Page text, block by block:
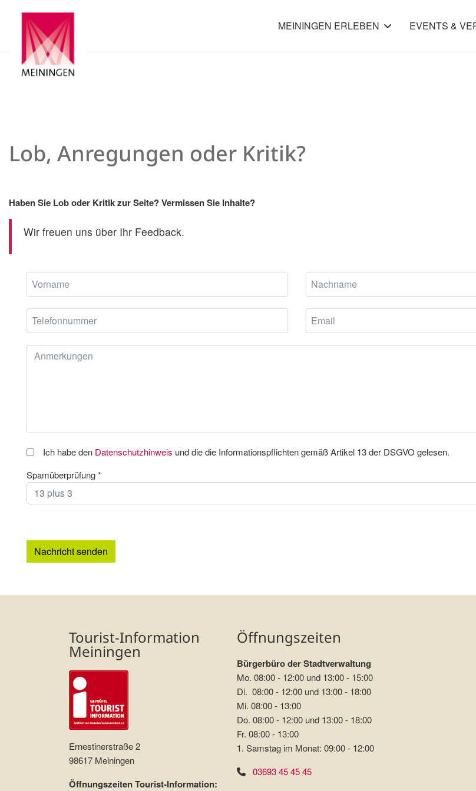
MEININGEN ERLEBEN EVENTS &
Lob, Anregungen oder Kritik?
Haben Sie Lob oder Kritik zur Seite? Vermissen Sie Inhalte?
Wir freuen uns über Ihr Feedback.
Ich habe den Datenschutzhinweis und die die Informationspflichten gemäß Artikel 13 der DSGVO gelesen.
Spamüberprüfung*
Nachricht senden
Tourist-Information
Meiningen
Ernestinerstraße 2
98617 Meiningen
Öffnungszeiten Tourist-Information:
Öffnungszeiten
Bürgerbüro der Stadtverwaltung
Mo. 08:00 - 12:00 und 13:00 - 15:00
Di. 08:00 - 12:00 und 13:00 - 18:00
Mi. 08:00 - 13:00
Do. 08:00 - 12:00 und 13:00 - 18:00
Fr. 08:00 - 13:00
1. Samstag im Monat: 09:00 - 12:00
03693 45 45 45